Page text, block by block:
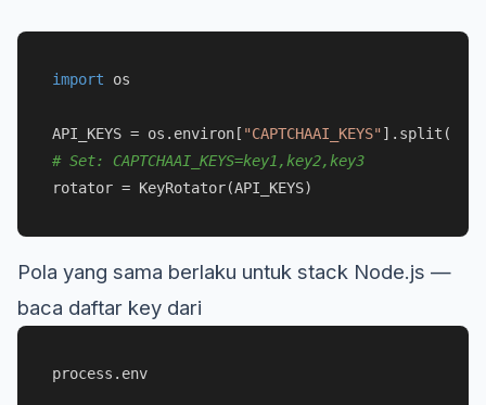
import os
API_KEYS = os.environ[ "CAPTCHAAI_KEYS" ].split(
# Set: CAPTCHAAI_KEYS=key1,key2,key3
Pola yang sama berlaku untuk stack Node.js —
baca daftar key dari
process.env